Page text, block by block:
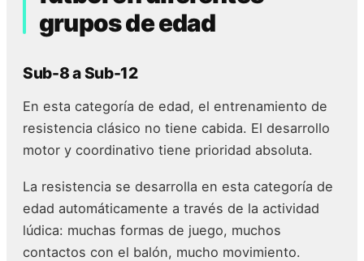
grupos de edad
Sub-8 a Sub-12
En esta categoría de edad, el entrenamiento de
resistencia clásico no tiene cabida. El desarrollo
motor y coordinativo tiene prioridad absoluta.
La resistencia se desarrolla en esta categoría de
edad automáticamente a través de la actividad
lúdica: muchas formas de juego, muchos
contactos con el balón, mucho movimiento.